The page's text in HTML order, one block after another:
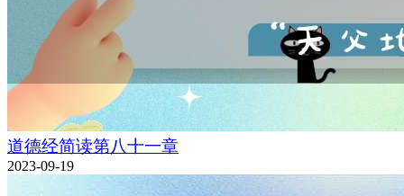
道德经简读第八十一章
2023-09-19